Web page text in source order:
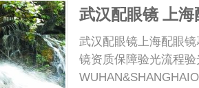
武汉配眼镜 上海
武汉配眼镜上海配眼
镜资质保障验光流程